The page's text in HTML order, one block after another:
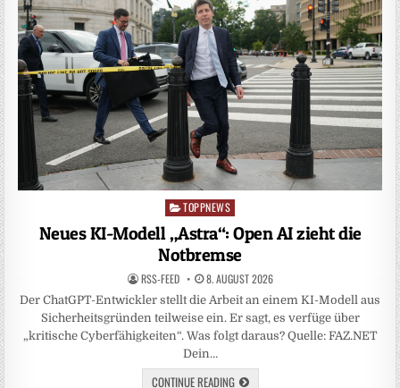
Posted
in
TOPPNEWS
Neues KI-Modell „Astra“: Open AI zieht die
Notbremse
RSS-FEED 8. AUGUST 2026
Der ChatGPT-Entwickler stellt die Arbeit an einem KI-Modell aus
Sicherheitsgründen teilweise ein. Er sagt, es verfüge über
„kritische Cyberfähigkeiten“. Was folgt daraus? Quelle: FAZ.NET
Dein…
CONTINUE READING